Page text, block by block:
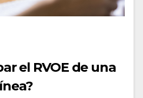
el RVOE de una